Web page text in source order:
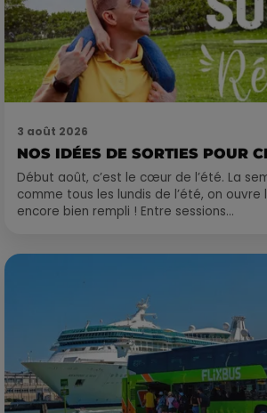
3 août 2026
NOS IDÉES DE SORTIES POUR
Début août, c’est le cœur de l’été. La
comme tous les lundis de l’été, on ouvre
encore bien rempli ! Entre sessions...